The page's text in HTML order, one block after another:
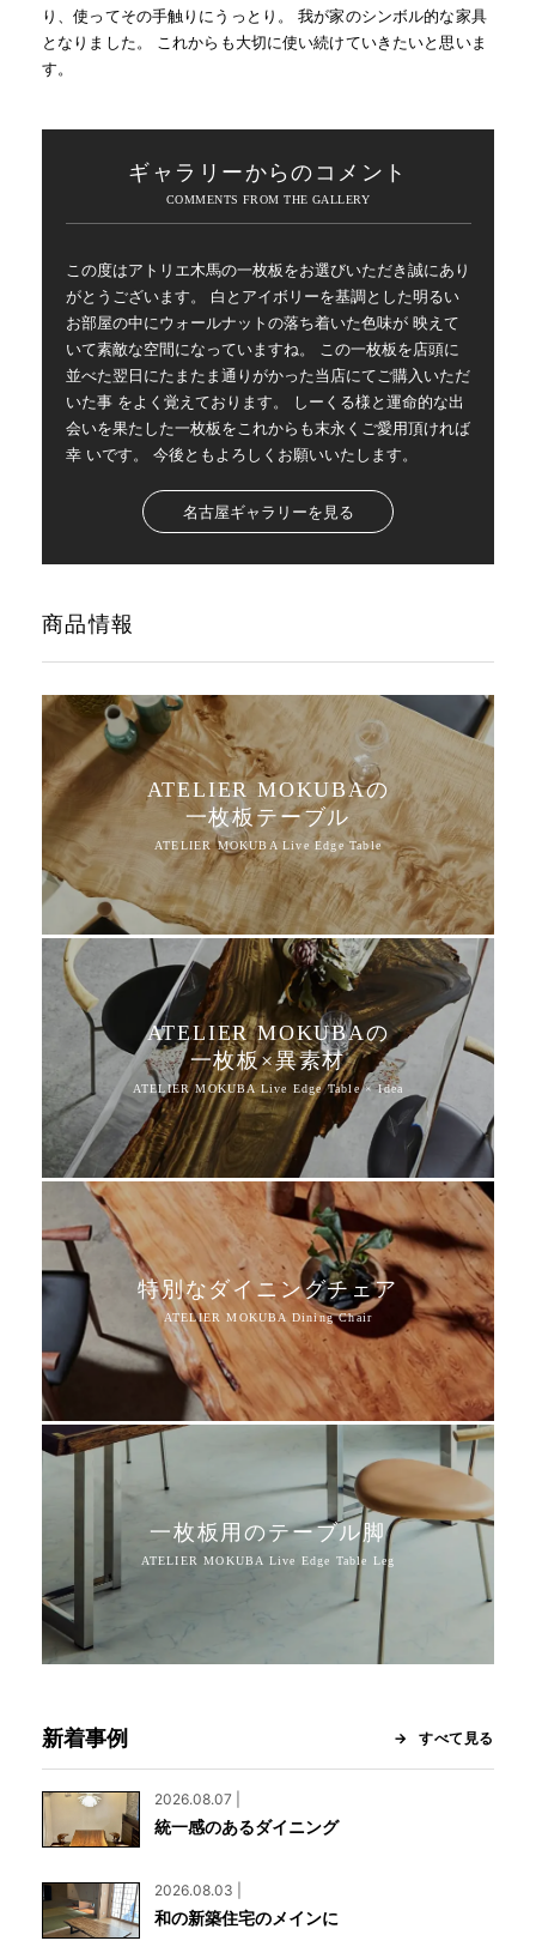
り、使ってその手触りにうっとり。 我が家のシンボル的な家具
となりました。 これからも大切に使い続けていきたいと思いま
す。
ギャラリーからのコメント
この度はアトリエ木馬の一枚板をお選びいただき誠にあり
がとうございます。 白とアイボリーを基調とした明るい
お部屋の中にウォールナットの落ち着いた色味が 映えて
いて素敵な空間になっていますね。 この一枚板を店頭に
並べた翌日にたまたま通りがかった当店にてご購入いただ
いた事 をよく覚えております。 しーくる様と運命的な出
会いを果たした一枚板をこれからも末永くご愛用頂ければ
幸 いです。 今後ともよろしくお願いいたします。
名古屋ギャラリーを見る
商品情報
ATELIER MOKUBAの
一枚板テーブル
ATELIER MOKUBAの
一枚板×異素材
特別なダイニングチェア
一枚板用のテーブル脚
新着事例 すべて見る
2026.08.07 |
統一感のあるダイニング
2026.08.03 |
和の新築住宅のメインに